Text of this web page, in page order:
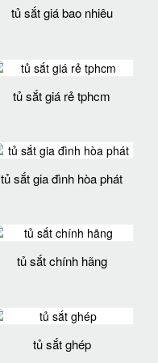
tủ sắt giá bao nhiêu
tủ sắt giá rẻ tphcm
tủ sắt gia đình hòa phát
tủ sắt chính hãng
tủ sắt ghép